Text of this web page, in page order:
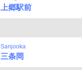
上郷駅前
Sanjooka
三条岡